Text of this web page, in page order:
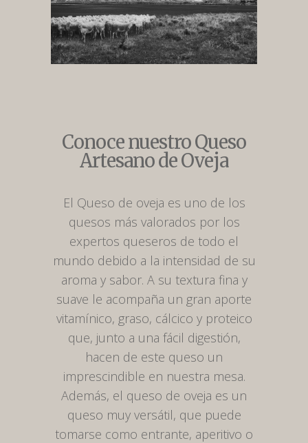
Conoce nuestro Queso
Artesano de Oveja
El Queso de oveja es uno de los
quesos más valorados por los
expertos queseros de todo el
mundo debido a la intensidad de su
aroma y sabor. A su textura fina y
suave le acompaña un gran aporte
vitamínico, graso, cálcico y proteico
que, junto a una fácil digestión,
hacen de este queso un
imprescindible en nuestra mesa.
Además, el queso de oveja es un
queso muy versátil, que puede
tomarse como entrante, aperitivo o